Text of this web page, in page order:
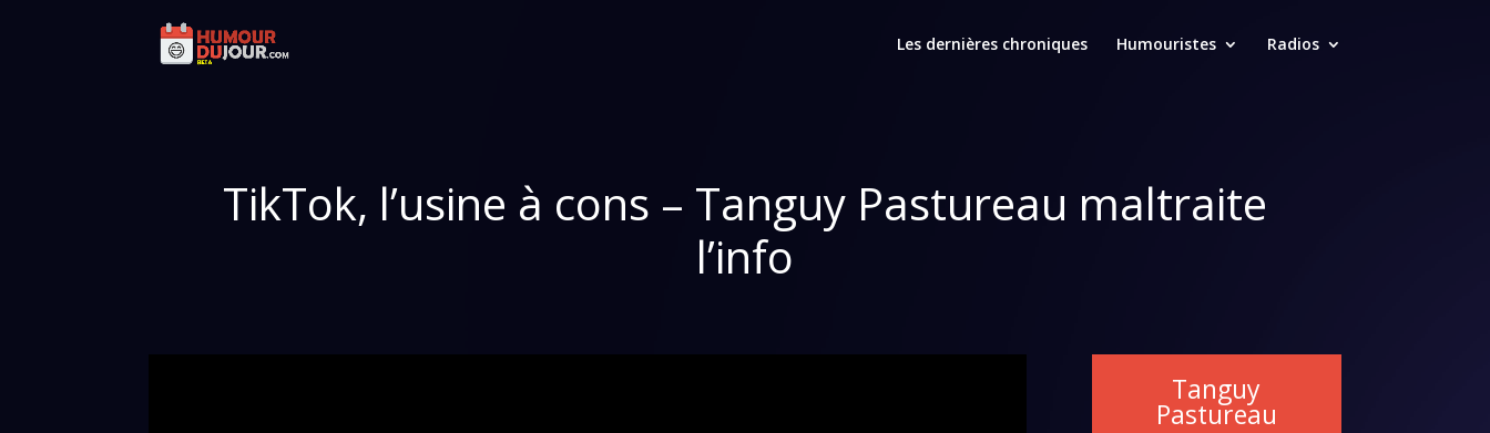
Les dernières chroniques Humouristes Radios
TikTok, l’usine à cons – Tanguy Pastureau maltraite
l’info
Tanguy
Pastureau